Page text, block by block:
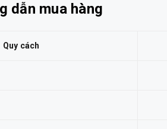
dẫn mua hàng
Quy cách